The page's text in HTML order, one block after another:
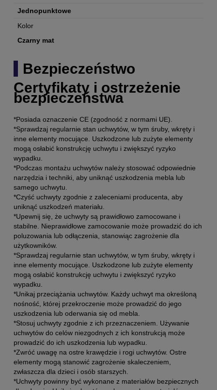
Jednopunktowe
Kolor
Czarny mat
Bezpieczeństwo
Certyfikaty i ostrzeżenie
bezpieczeństwa
*Posiada oznaczenie CE (zgodność z normami UE).
*Sprawdzaj regularnie stan uchwytów, w tym śruby, wkręty i
inne elementy mocujące. Uszkodzone lub zużyte elementy
mogą osłabić konstrukcję uchwytu i zwiększyć ryzyko
wypadku.
*Podczas montażu uchwytów należy stosować odpowiednie
narzędzia i techniki, aby uniknąć uszkodzenia mebla lub
samego uchwytu.
*Czyść uchwyty zgodnie z zaleceniami producenta, aby
uniknąć uszkodzeń materiału.
*Upewnij się, że uchwyty są prawidłowo zamocowane i
stabilne. Nieprawidłowe zamocowanie może prowadzić do ich
poluzowania lub odłączenia, stanowiąc zagrożenie dla
użytkowników.
*Sprawdzaj regularnie stan uchwytów, w tym śruby, wkręty i
inne elementy mocujące. Uszkodzone lub zużyte elementy
mogą osłabić konstrukcję uchwytu i zwiększyć ryzyko
wypadku.
*Unikaj przeciążania uchwytów. Każdy uchwyt ma określoną
nośność, której przekroczenie może prowadzić do jego
uszkodzenia lub oderwania się od mebla.
*Stosuj uchwyty zgodnie z ich przeznaczeniem. Używanie
uchwytów do celów niezgodnych z ich konstrukcją może
prowadzić do ich uszkodzenia lub wypadku.
*Zwróć uwagę na ostre krawędzie i rogi uchwytów. Ostre
elementy mogą stanowić zagrożenie skaleczeniem,
zwłaszcza dla dzieci i osób starszych.
*Uchwyty powinny być wykonane z materiałów bezpiecznych